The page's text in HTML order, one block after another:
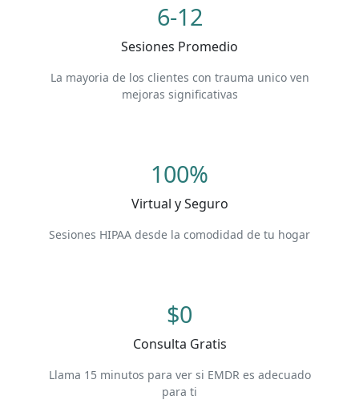
6-12
Sesiones Promedio
La mayoria de los clientes con trauma unico ven
mejoras significativas
100%
Virtual y Seguro
Sesiones HIPAA desde la comodidad de tu hogar
$0
Consulta Gratis
Llama 15 minutos para ver si EMDR es adecuado
para ti